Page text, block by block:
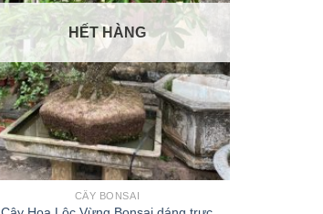
HẾT HÀNG
CÂY BONSAI